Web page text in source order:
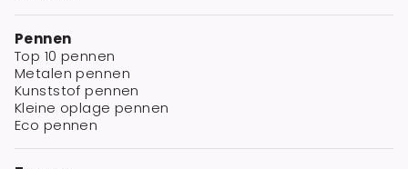
Pennen
Top 10 pennen
Metalen pennen
Kunststof pennen
Kleine oplage pennen
Eco pennen